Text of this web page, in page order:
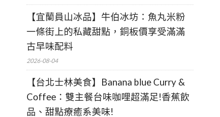
【宜蘭員山冰品】牛伯冰坊：魚丸米粉
一條街上的私藏甜點，銅板價享受滿滿
古早味配料
2026-08-04
【台北士林美食】Banana blue Curry &
Coffee：雙主餐台味咖哩超滿足!香蕉飲
品、甜點療癒系美味!